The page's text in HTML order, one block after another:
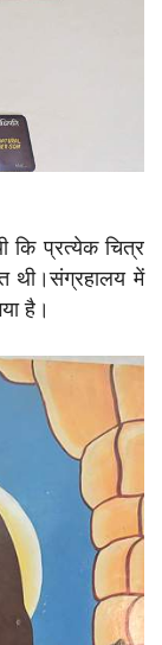
कि प्रत्येक चित्र
थी।संग्रहालय में
है।